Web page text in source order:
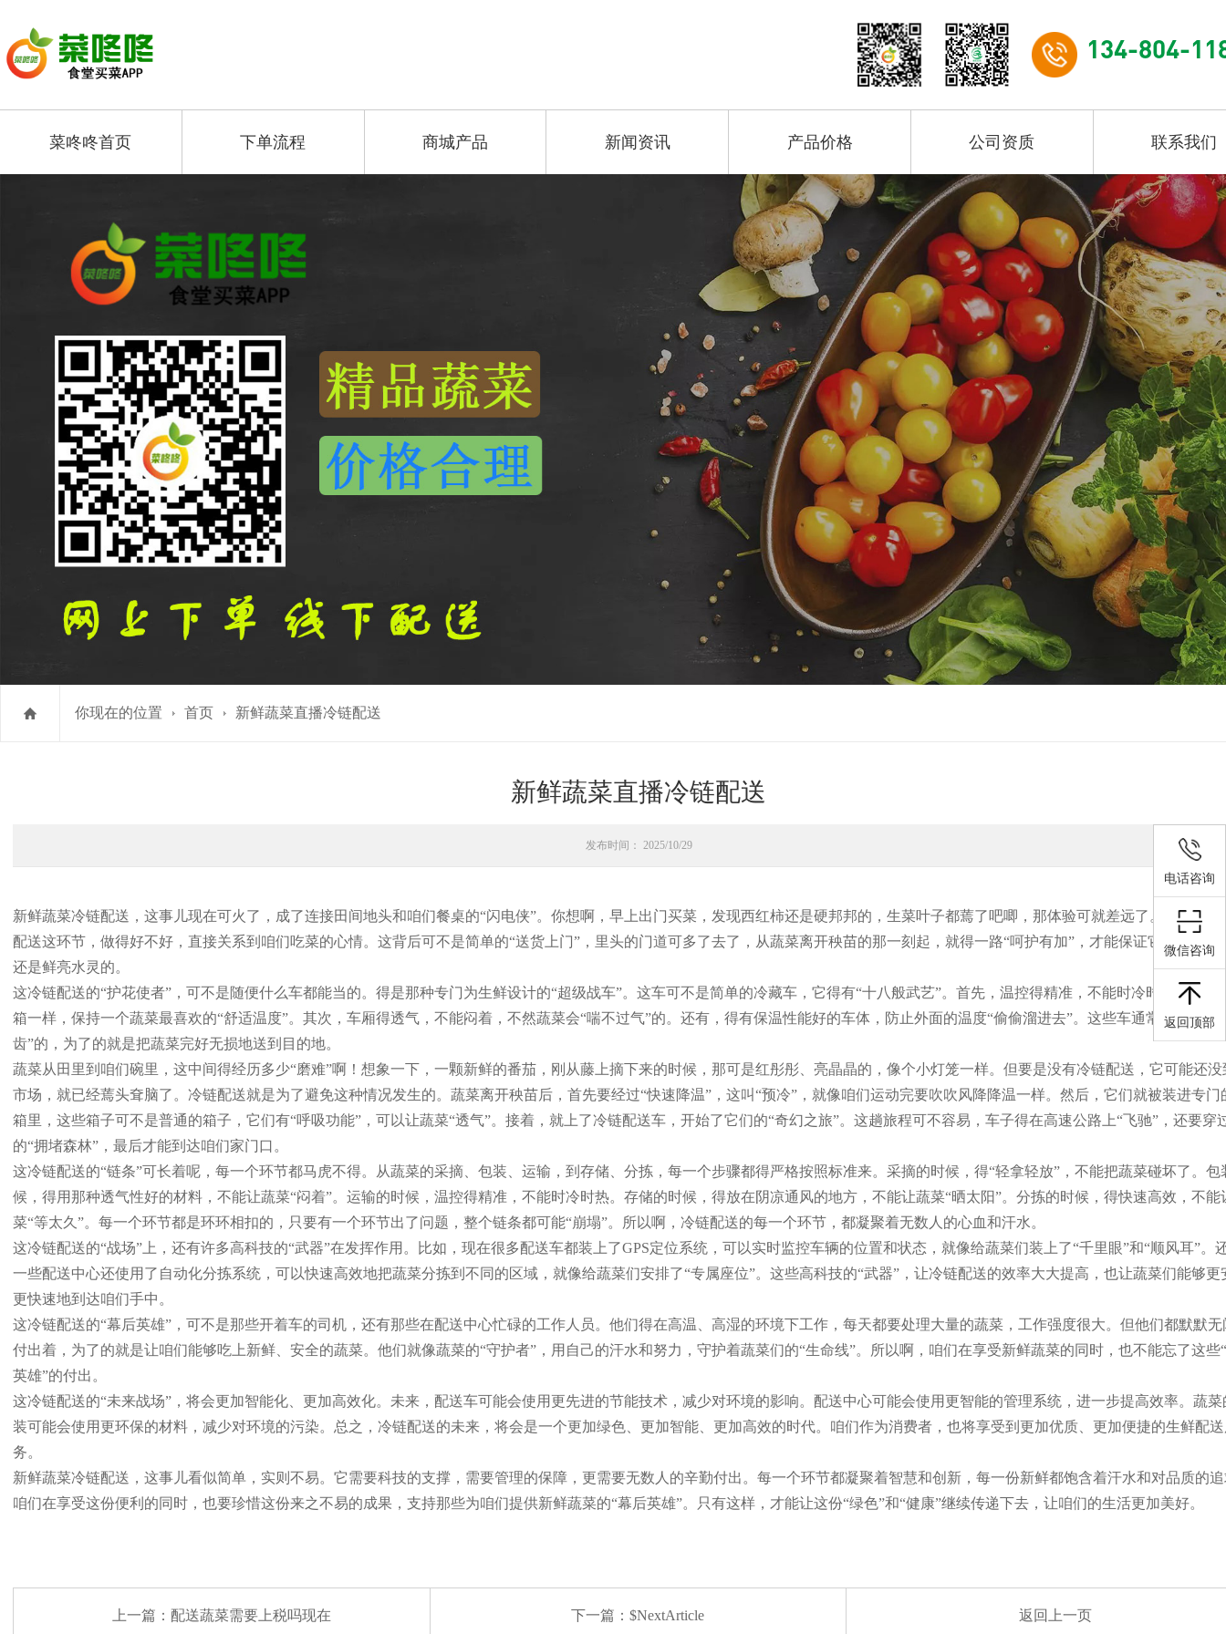
134-804-
菜咚咚首页 下单流程 商城产品 新闻资讯 产品价格 公司资质 联系我们
你现在的位置 首页 新鲜蔬菜直播冷链配送
新鲜蔬菜直播冷链配送
发布时间： 2025/10/29
新鲜蔬菜冷链配送，这事儿现在可火了，成了连接田间地头和咱们餐桌的“闪电侠”。你想啊，早上出门买菜，发现西红柿还是硬邦邦的，生菜叶子都蔫了吧唧，那体验可就差远了。所以啊，
配送这环节，做得好不好，直接关系到咱们吃菜的心情。这背后可不是简单的“送货上门”，里头的门道可多了去了，从蔬菜离开秧苗的那一刻起，就得一路“呵护有加”，才能保证它们到了咱
还是鲜亮水灵的。
这冷链配送的“护花使者”，可不是随便什么车都能当的。得是那种专门为生鲜设计的“超级战车”。这车可不是简单的冷藏车，它得有“十八般武艺”。首先，温控得精准，不能时冷时热，得像
箱一样，保持一个蔬菜最喜欢的“舒适温度”。其次，车厢得透气，不能闷着，不然蔬菜会“喘不过气”的。还有，得有保温性能好的车体，防止外面的温度“偷偷溜进去”。这些车通常都是“武
齿”的，为了的就是把蔬菜完好无损地送到目的地。
蔬菜从田里到咱们碗里，这中间得经历多少“磨难”啊！想象一下，一颗新鲜的番茄，刚从藤上摘下来的时候，那可是红彤彤、亮晶晶的，像个小灯笼一样。但要是没有冷链配送，它可能还没
市场，就已经蔫头耷脑了。冷链配送就是为了避免这种情况发生的。蔬菜离开秧苗后，首先要经过“快速降温”，这叫“预冷”，就像咱们运动完要吹吹风降降温一样。然后，它们就被装进专门
箱里，这些箱子可不是普通的箱子，它们有“呼吸功能”，可以让蔬菜“透气”。接着，就上了冷链配送车，开始了它们的“奇幻之旅”。这趟旅程可不容易，车子得在高速公路上“飞驰”，还要穿
的“拥堵森林”，最后才能到达咱们家门口。
这冷链配送的“链条”可长着呢，每一个环节都马虎不得。从蔬菜的采摘、包装、运输，到存储、分拣，每一个步骤都得严格按照标准来。采摘的时候，得“轻拿轻放”，不能把蔬菜碰坏了。包
候，得用那种透气性好的材料，不能让蔬菜“闷着”。运输的时候，温控得精准，不能时冷时热。存储的时候，得放在阴凉通风的地方，不能让蔬菜“晒太阳”。分拣的时候，得快速高效，不能
菜“等太久”。每一个环节都是环环相扣的，只要有一个环节出了问题，整个链条都可能“崩塌”。所以啊，冷链配送的每一个环节，都凝聚着无数人的心血和汗水。
这冷链配送的“战场”上，还有许多高科技的“武器”在发挥作用。比如，现在很多配送车都装上了GPS定位系统，可以实时监控车辆的位置和状态，就像给蔬菜们装上了“千里眼”和“顺风耳”。
一些配送中心还使用了自动化分拣系统，可以快速高效地把蔬菜分拣到不同的区域，就像给蔬菜们安排了“专属座位”。这些高科技的“武器”，让冷链配送的效率大大提高，也让蔬菜们能够更
更快速地到达咱们手中。
这冷链配送的“幕后英雄”，可不是那些开着车的司机，还有那些在配送中心忙碌的工作人员。他们得在高温、高湿的环境下工作，每天都要处理大量的蔬菜，工作强度很大。但他们都默默无
付出着，为了的就是让咱们能够吃上新鲜、安全的蔬菜。他们就像蔬菜的“守护者”，用自己的汗水和努力，守护着蔬菜们的“生命线”。所以啊，咱们在享受新鲜蔬菜的同时，也不能忘了这些
英雄”的付出。
这冷链配送的“未来战场”，将会更加智能化、更加高效化。未来，配送车可能会使用更先进的节能技术，减少对环境的影响。配送中心可能会使用更智能的管理系统，进一步提高效率。蔬菜
装可能会使用更环保的材料，减少对环境的污染。总之，冷链配送的未来，将会是一个更加绿色、更加智能、更加高效的时代。咱们作为消费者，也将享受到更加优质、更加便捷的生鲜配
务。
新鲜蔬菜冷链配送，这事儿看似简单，实则不易。它需要科技的支撑，需要管理的保障，更需要无数人的辛勤付出。每一个环节都凝聚着智慧和创新，每一份新鲜都饱含着汗水和对品质的
咱们在享受这份便利的同时，也要珍惜这份来之不易的成果，支持那些为咱们提供新鲜蔬菜的“幕后英雄”。只有这样，才能让这份“绿色”和“健康”继续传递下去，让咱们的生活更加美好。
上一篇： 配送蔬菜需要上税吗现在 下一篇：$NextArticle 返回上一页
电话咨询
微信咨询
返回顶部